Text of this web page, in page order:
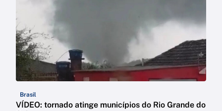
Brasil
VÍDEO: tornado atinge municípios do Rio Grande do